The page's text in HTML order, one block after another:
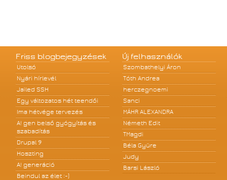
Friss blogbejegyzések
Utolsó
Nyári hírlevél
Jailed SSH
Egy változatos hét teendői
Ima hétvége tervezés
A! gen belső gyógyítás és
szabadítás
Drupal 9
Hoszting
A! generáció
Beindul az élet :-)
Új felhasználók
Szombathelyi Áron
Tóth Andrea
herczegnoemi
Sanci
MÁHR ALEXANDRA
Németh Edit
TMagdi
Béla Gyüre
Judy
Barsi László